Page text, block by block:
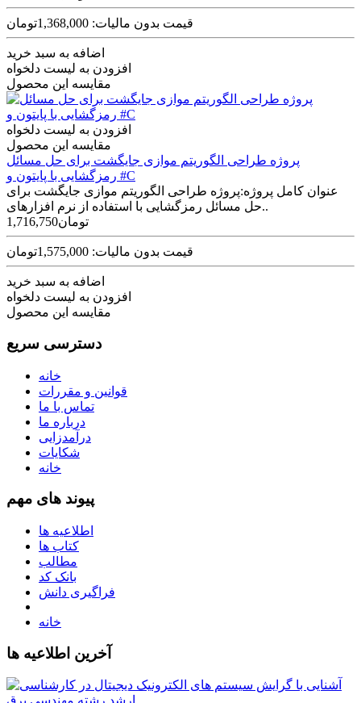
قیمت بدون مالیات: 1,368,000تومان
اضافه به سبد خرید
افزودن به لیست دلخواه
مقایسه این محصول
افزودن به لیست دلخواه
مقایسه این محصول
پروژه طراحی الگوریتم موازی جایگشت برای حل مسائل
رمزگشایی با پایتون و #C
عنوان کامل پروژه:پروژه طراحی الگوریتم موازی جایگشت برای
حل مسائل رمزگشایی با استفاده از نرم افزارهای..
1,716,750تومان
قیمت بدون مالیات: 1,575,000تومان
اضافه به سبد خرید
افزودن به لیست دلخواه
مقایسه این محصول
دسترسی سریع
خانه
قوانین و مقررات
تماس با ما
درباره ما
درآمدزایی
شکایات
خانه
پیوند های مهم
اطلاعیه ها
کتاب ها
مطالب
بانک کد
فراگیری دانش
خانه
آخرین اطلاعیه ها